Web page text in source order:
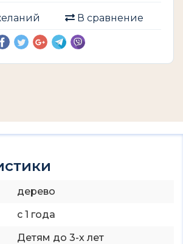
В сравнение
дерево
с 1 года
Детям до 3-х лет